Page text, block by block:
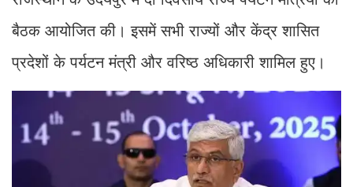
बैठक आयोजित की। इसमें सभी राज्यों और केंद्र शासित
प्रदेशों के पर्यटन मंत्री और वरिष्ठ अधिकारी शामिल हुए।